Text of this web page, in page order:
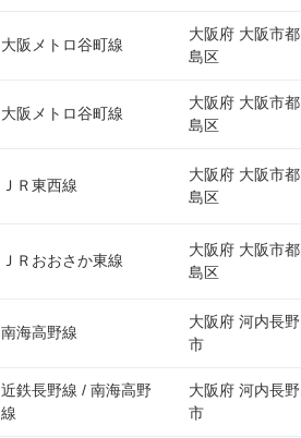
大阪メトロ谷町線
大阪府 大阪市都
島区
大阪メトロ谷町線
大阪府 大阪市都
島区
ＪＲ東西線
大阪府 大阪市都
島区
ＪＲおおさか東線
大阪府 大阪市都
島区
南海高野線
大阪府 河内長野
市
近鉄長野線 / 南海高野
線
大阪府 河内長野
市